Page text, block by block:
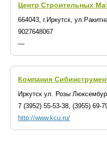
Центр Строительных
664043, г.Иркутск,
9027648067
—
Компания
Иркутск ул. Розы
7 (3952) 55-53-38, (3955) 69-
http://www.kcu.ru/